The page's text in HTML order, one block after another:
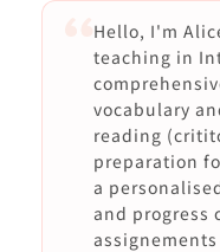
Hello, I'm
teaching in
vocabulary
reading
preparation
a
and progress